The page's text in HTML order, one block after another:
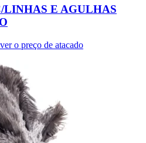
LINHAS E AGULHAS
o preço de atacado